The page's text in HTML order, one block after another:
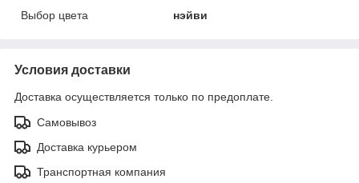
Выбор цвета
нэйви
Условия доставки
Доставка осуществляется только по предоплате.
Самовывоз
Доставка курьером
Транспортная компания